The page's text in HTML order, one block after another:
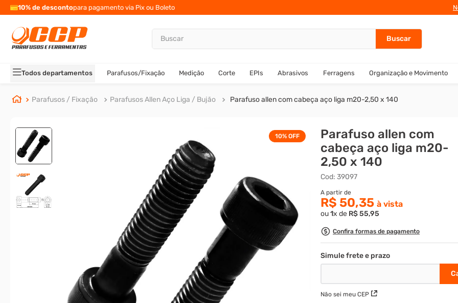
10% de descontopara pagamento via Pix ou Boleto
Buscar
Todos departamentos Parafusos/Fixação Medição Corte EPIs Abrasivos Ferragens Organização e Movimento
Parafusos / Fixação Parafusos Allen Aço Liga / Bujão Parafuso allen com cabeça aço liga m20-2,50 x 140
10%OFF
Parafuso allen com
cabeça aço liga m20-
2,50 x 140
Cod:39097
R$ 50,35
ou1x de R$55,95
Confira formas de pagamento
Não sei meu CEP
TERMOS MAIS BUSCADOS
2º
porca
3º
parafuso sextavado
º
presto
rodizio
º
parafuso madeira
rebite rosca
º
parafuso allen 5